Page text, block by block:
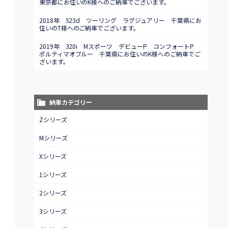
東京都にお住いのK様へのご納車でございます。
2018年 523d ツーリング ラグジュアリー 千葉県にお
住いのT様へのご納車でございます。
2019年 320i Mスポーツ デビューP コンフォートP
ポルティマオブルー 千葉県にお住いのK様へのご納車でご
ざいます。
納車カテゴリー
Zシリーズ
Mシリーズ
Xシリーズ
1シリーズ
2シリーズ
3シリーズ